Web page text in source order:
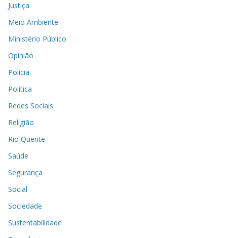
Justiça
Meio Ambiente
Ministério Público
Opinião
Polícia
Política
Redes Sociais
Religião
Rio Quente
Saúde
Segurança
Social
Sociedade
Sustentabilidade